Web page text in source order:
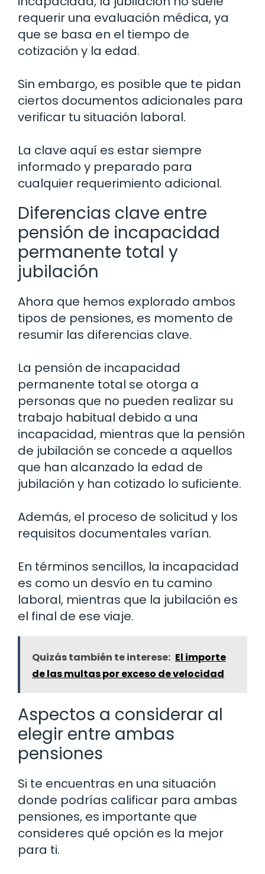
requerir una evaluación médica, ya
que se basa en el tiempo de
cotización y la edad.
Sin embargo, es posible que te pidan
ciertos documentos adicionales para
verificar tu situación laboral.
La clave aquí es estar siempre
informado y preparado para
cualquier requerimiento adicional.
Diferencias clave entre
pensión de incapacidad
permanente total y
jubilación
Ahora que hemos explorado ambos
tipos de pensiones, es momento de
resumir las diferencias clave.
La pensión de incapacidad
permanente total se otorga a
personas que no pueden realizar su
trabajo habitual debido a una
incapacidad, mientras que la pensión
de jubilación se concede a aquellos
que han alcanzado la edad de
jubilación y han cotizado lo suficiente.
Además, el proceso de solicitud y los
requisitos documentales varían.
En términos sencillos, la incapacidad
es como un desvío en tu camino
laboral, mientras que la jubilación es
el final de ese viaje.
Quizás también te interese: El importe
de las multas por exceso de velocidad
Aspectos a considerar al
elegir entre ambas
pensiones
Si te encuentras en una situación
donde podrías calificar para ambas
pensiones, es importante que
consideres qué opción es la mejor
para ti.